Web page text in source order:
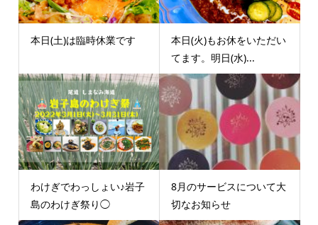
本日(土)は臨時休業です
本日(火)もお休をいただい
てます。明日(水)...
わけぎでわっしょい♪岩子
島のわけぎ祭り◯
8月のサービスについて大
切なお知らせ